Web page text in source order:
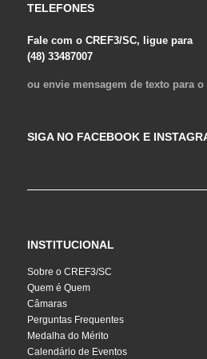
TELEFONES
Fale com o CREF3/SC, ligue para
(48) 33487007
ou envie mensagem de texto para o
SIGA NO FACEBOOK E
INSTITUCIONAL
Sobre o CREF3/SC
Quem é Quem
Câmaras
Perguntas Frequentes
Medalha do Mérito
Calendário de Eventos